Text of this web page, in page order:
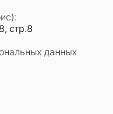
стр.8
данных